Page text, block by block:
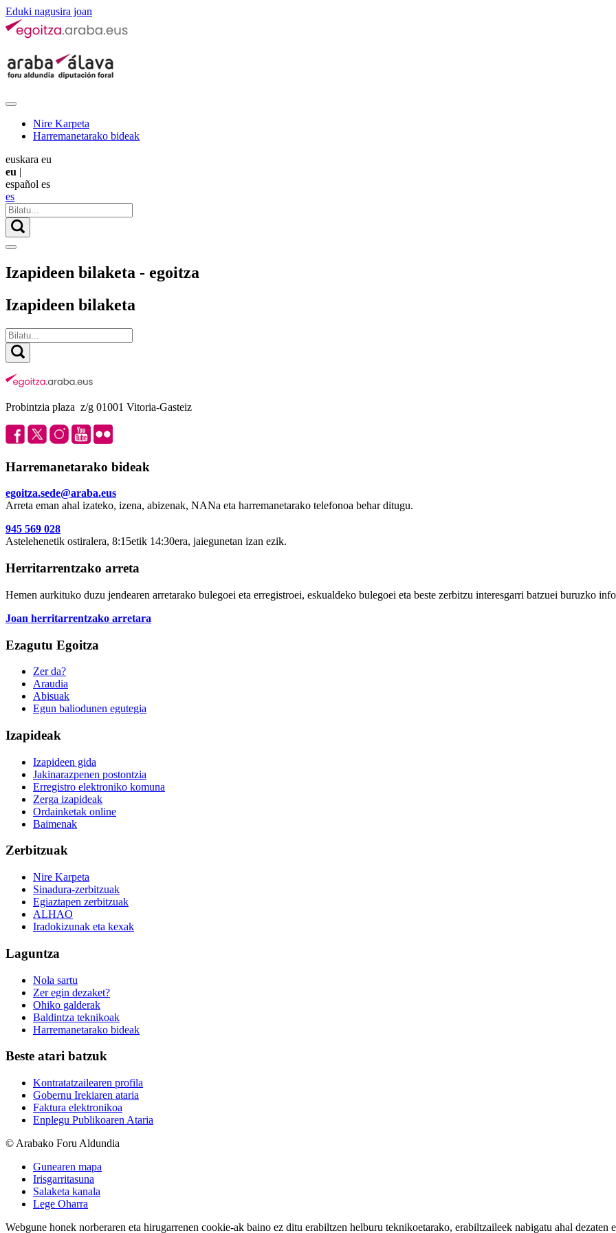
Eduki nagusira joan
Nire Karpeta
Harremanetarako bideak
euskara eu
eu |
español es
es
Izapideen bilaketa - egoitza
Izapideen bilaketa
Probintzia plaza z/g 01001 Vitoria-Gasteiz
Harremanetarako bideak
egoitza.sede@araba.eus
Arreta eman ahal izateko, izena, abizenak, NANa eta harremanetarako telefonoa behar ditugu.
945 569 028
Astelehenetik ostiralera, 8:15etik 14:30era, jaiegunetan izan ezik.
Herritarrentzako arreta
Hemen aurkituko duzu jendearen arretarako bulegoei eta erregistroei, eskualdeko bulegoei eta beste zerbitzu interesgarri batzuei buruzko
Joan herritarrentzako arretara
Ezagutu Egoitza
Zer da?
Araudia
Abisuak
Egun baliodunen egutegia
Izapideak
Izapideen gida
Jakinarazpenen postontzia
Erregistro elektroniko komuna
Zerga izapideak
Ordainketak online
Baimenak
Zerbitzuak
Nire Karpeta
Sinadura-zerbitzuak
Egiaztapen zerbitzuak
ALHAO
Iradokizunak eta kexak
Laguntza
Nola sartu
Zer egin dezaket?
Ohiko galderak
Baldintza teknikoak
Harremanetarako bideak
Beste atari batzuk
Kontratatzailearen profila
Gobernu Irekiaren ataria
Faktura elektronikoa
Enplegu Publikoaren Ataria
© Arabako Foru Aldundia
Gunearen mapa
Irisgarritasuna
Salaketa kanala
Lege Oharra
Webgune honek norberaren eta hirugarrenen cookie-ak baino ez ditu erabiltzen helburu teknikoetarako, erabiltzaileek nabigatu ahal dezaten